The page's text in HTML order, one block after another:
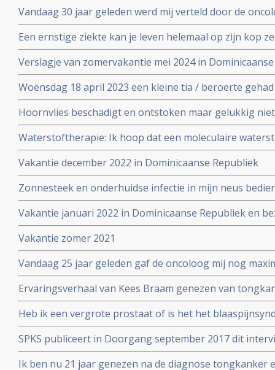
Vandaag 30 jaar geleden werd mij verteld door de
bijkomend van een kijkoperatie, dat ik nog maximaal
Een ernstige ziekte kan je leven helemaal op zijn kop
Verslagje van zomervakantie mei 2024 in
Woensdag 18 april 2023 een kleine tia / beroerte
drie dagen opgenomen in het ziekenhuis.
Hoornvlies beschadigt en ontstoken maar gelukkig
Waterstoftherapie: Ik hoop dat een moleculaire
waterstofapparaat mij gaat helpen in met name
neurologische uitval
Vakantie december 2022 in Dominicaanse Republiek
Zonnesteek en onderhuidse infectie in mijn neus
vakantie juni 2022
Vakantie januari 2022 in Dominicaanse Republiek en
Vakantie zomer 2021
Vandaag 25 jaar geleden gaf de oncoloog mij nog
Ervaringsverhaal van Kees Braam genezen van
diagnose:
Heb ik een vergrote prostaat of is het het
SPKS publiceert in Doorgang september 2017 dit
overlever.
Ik ben nu 21 jaar genezen na de diagnose tongkanker